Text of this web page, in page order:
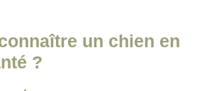
un chien en
?